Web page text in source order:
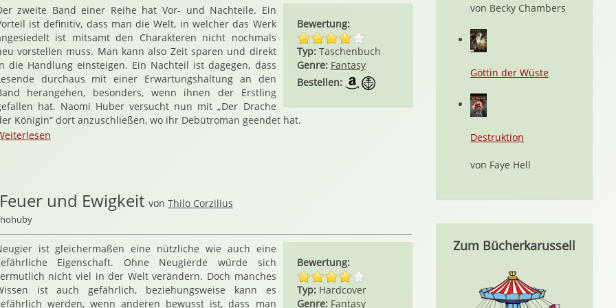
Bewertung:
Typ: Taschenbuch
Genre: Fantasy
Bestellen:
zweite Band einer Reihe hat Vor- und Nachteile. Ein
ist definitiv, dass man die Welt, in welcher das Werk
ist mitsamt den Charakteren nicht nochmals
vorstellen muss. Man kann also Zeit sparen und direkt
die Handlung einsteigen. Ein Nachteil ist dagegen, dass
durchaus mit einer Erwartungshaltung an den
herangehen, besonders, wenn ihnen der Erstling
hat. Naomi Huber versucht nun mit „Der Drache
Königin“ dort anzuschließen, wo ihr Debütroman geendet hat.
und Ewigkeit von Thilo Corzilius
Bewertung:
Typ: Hardcover
Genre: Fantasy
ist gleichermaßen eine nützliche wie auch eine
Eigenschaft. Ohne Neugierde würde sich
nicht viel in der Welt verändern. Doch manches
ist auch gefährlich, beziehungsweise kann es
werden, wenn anderen bewusst ist, dass man
von Becky Chambers
Göttin der Wüste
Destruktion
von Faye Hell
Zum Bücherkarussell